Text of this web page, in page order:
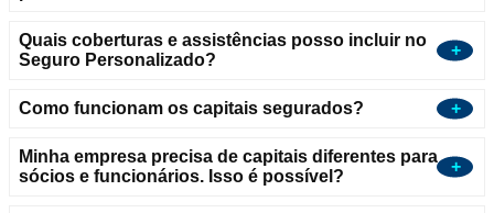
Quais coberturas e assistências posso incluir no
Seguro Personalizado?
Como funcionam os capitais segurados?
Minha empresa precisa de capitais diferentes para
sócios e funcionários. Isso é possível?